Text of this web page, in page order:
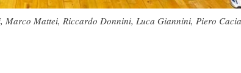
Marco Mattei, Riccardo Donnini, Luca Giannini, Piero